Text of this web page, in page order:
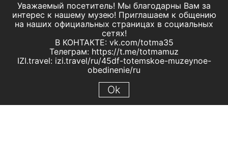
Уважаемый посетитель! Мы благодарны Вам за
интерес к нашему музею! Приглашаем к общению
на наших официальных страницах в социальных
сетях!
В КОНТАКТЕ: vk.com/totma35
Телеграм: https://t.me/totmamuz
IZI.travel: izi.travel/ru/45df-totemskoe-muzeynoe-
obedinenie/ru
Ok